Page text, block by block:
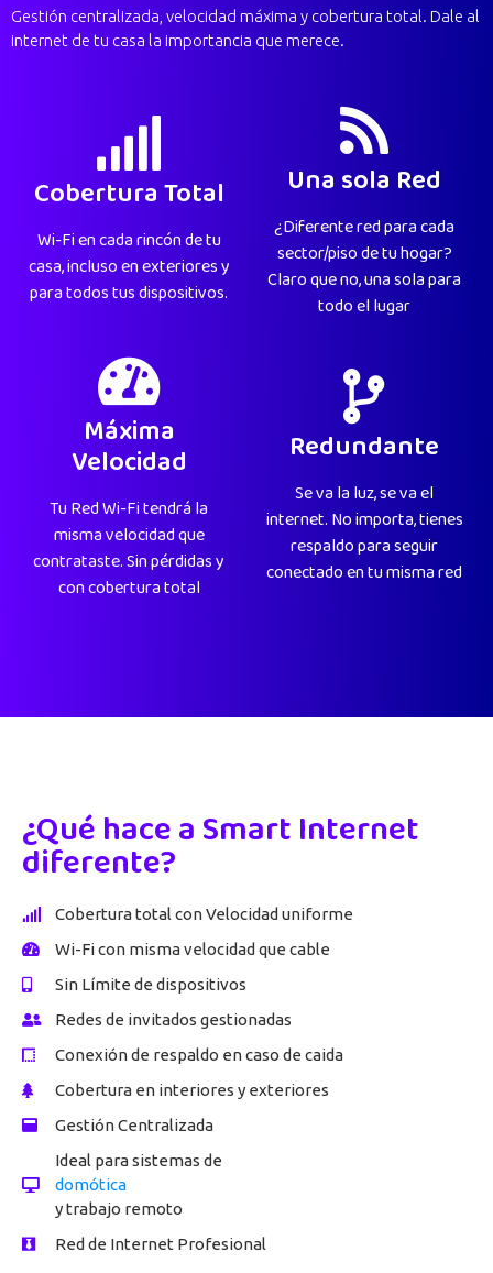
Gestión centralizada, velocidad máxima y cobertura total. Dale al
internet de tu casa la importancia que merece.
Cobertura Total
Wi-Fi en cada rincón de tu
casa, incluso en exteriores y
para todos tus dispositivos.
Una sola Red
¿Diferente red para cada
sector/piso de tu hogar?
Claro que no, una sola para
todo el lugar
Máxima
Velocidad
Tu Red Wi-Fi tendrá la
misma velocidad que
contrataste. Sin pérdidas y
con cobertura total
Redundante
Se va la luz, se va el
internet. No importa, tienes
respaldo para seguir
conectado en tu misma red
¿Qué hace a Smart Internet
diferente?
Cobertura total con Velocidad uniforme
Wi-Fi con misma velocidad que cable
Sin Límite de dispositivos
Redes de invitados gestionadas
Conexión de respaldo en caso de caida
Cobertura en interiores y exteriores
Gestión Centralizada
Ideal para sistemas de
domótica
y trabajo remoto
Red de Internet Profesional